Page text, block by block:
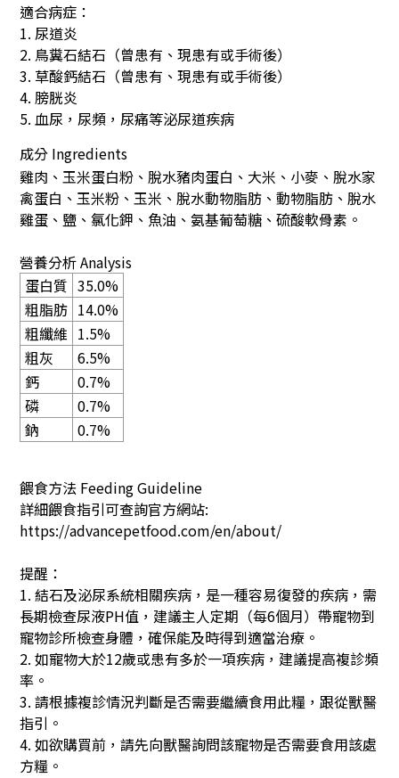
適合病症：
1. 尿道炎
2. 鳥糞石結石（曾患有、現患有或手術後）
3. 草酸鈣結石（曾患有、現患有或手術後）
4. 膀胱炎
5. 血尿，尿頻，尿痛等泌尿道疾病
成分 Ingredients
雞肉、玉米蛋白粉、脫水豬肉蛋白、大米、小麥、脫水家
禽蛋白、玉米粉、玉米、脫水動物脂肪、動物脂肪、脫水
雞蛋、鹽、氯化鉀、魚油、氨基葡萄糖、硫酸軟骨素。
營養分析Analysis
蛋白質 35.0%
粗脂肪 14.0%
粗纖維 1.5%
粗灰
6.5%
鈣
0.7%
磷
0.7%
鈉
0.7%
餵食方法 Feeding Guideline
詳細餵食指引可查詢官方網站:
https://advancepetfood.com/en/about/
提醒：
1. 結石及泌尿系統相關疾病，是一種容易復發的疾病，需
長期檢查尿液PH值，建議主人定期（每6個月）帶寵物到
寵物診所檢查身體，確保能及時得到適當治療。
2. 如寵物大於12歲或患有多於一項疾病，建議提高複診頻
率。
3. 請根據複診情況判斷是否需要繼續食用此糧，跟從獸醫
指引。
4. 如欲購買前，請先向獸醫詢問該寵物是否需要食用該處
方糧。